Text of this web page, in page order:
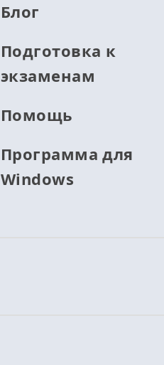
Блог
Подготовка к
экзаменам
Помощь
Программа для
Windows